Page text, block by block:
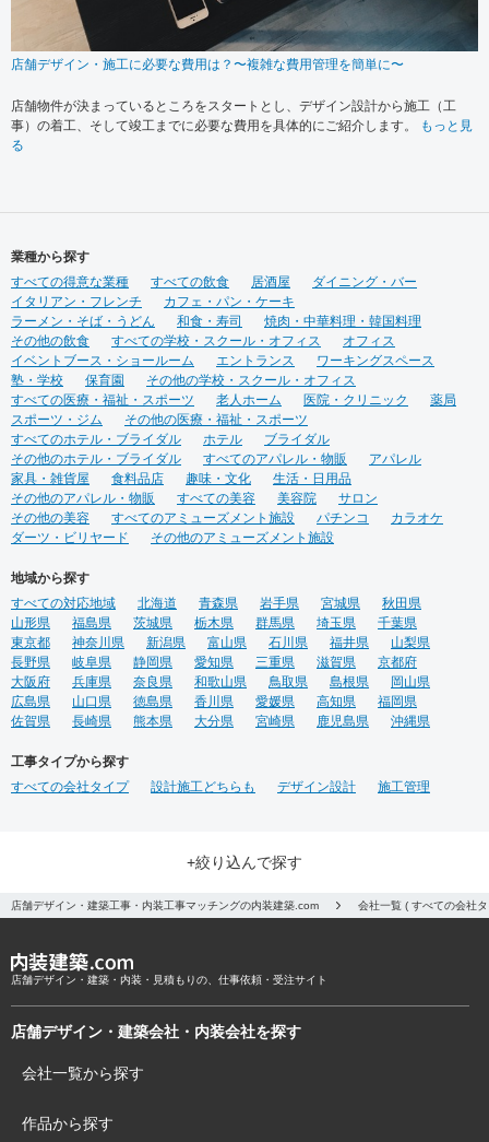
店舗デザイン・施工に必要な費用は？〜複雑な費用管理を簡単に〜
店舗物件が決まっているところをスタートとし、デザイン設計から施工（工
事）の着工、そして竣工までに必要な費用を具体的にご紹介します。
もっと見
る
業種から探す
すべての得意な業種
すべての飲食 居酒屋
ダイニング・バー
イタリアン・フレンチ
カフェ・パン・ケーキ
ラーメン・そば・うどん
和食・寿司
焼肉・中華料理・韓国料理
その他の飲食
すべての学校・スクール・オフィス
オフィス
イベントブース・ショールーム
エントランス
ワーキングスペース
塾・学校
保育園
その他の学校・スクール・オフィス
すべての医療・福祉・スポーツ
老人ホーム 医院・クリニック
薬局
スポーツ・ジム
その他の医療・福祉・スポーツ
すべてのホテル・ブライダル
ホテル
ブライダル
その他のホテル・ブライダル
すべてのアパレル・物販
アパレル
家具・雑貨屋
食料品店 趣味・文化
生活・日用品
その他のアパレル・物販
すべての美容 美容院
サロン
その他の美容
すべてのアミューズメント施設 パチンコ
カラオケ
ダーツ・ビリヤード
その他のアミューズメント施設
地域から探す
すべての対応地域
北海道 青森県 岩手県 宮城県
秋田県
山形県
福島県 茨城県 栃木県 群馬県 埼玉県
千葉県
東京都
神奈川県 新潟県 富山県 石川県 福井県
山梨県
長野県
岐阜県 静岡県 愛知県 三重県 滋賀県
京都府
大阪府
兵庫県 奈良県 和歌山県 鳥取県 島根県
岡山県
広島県
山口県 徳島県 香川県 愛媛県 高知県
福岡県
佐賀県
長崎県 熊本県 大分県 宮崎県 鹿児島県 沖縄県
工事タイプから探す
すべての会社タイプ
設計施工どちらも デザイン設計 施工管理
+絞り込んで探す
店舗デザイン・建築工事・内装工事マッチングの内装建築.com 会社一覧 ( すべての会社
店舗デザイン・建築・内装・見積もりの、仕事依頼・受注サイト
店舗デザイン・建築会社・内装会社を探す
会社一覧から探す
作品から探す